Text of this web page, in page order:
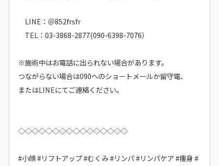
LINE：＠852frsfr
TEL：03-3868-2877(090-6398-7076）
※施術中はお電話に出られない場合があります。
つながらない場合は090へのショートメールか留守電、
またはLINEにてご連絡ください。
◇◇◇◇◇◇◇◇◇◇◇◇◇◇◇◇
#小顔 #リフトアップ #むくみ #リンパ #リンパケア #痩身 #